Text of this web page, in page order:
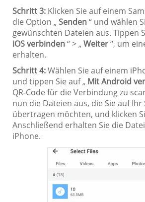
Schritt 3: Klicken Sie auf einem
die Option „Senden“ und wählen
gewünschten Dateien aus. Tippen
iOS verbinden“ > „Weiter“, um
erhalten.
Schritt 4:Wählen Sie auf einem
und tippen Sie auf „ Mit Android
QR-Code für die Verbindung zu
nun die Dateien aus, die Sie auf
übertragen möchten, und klicken
Anschließend erhalten Sie die
iPhone.